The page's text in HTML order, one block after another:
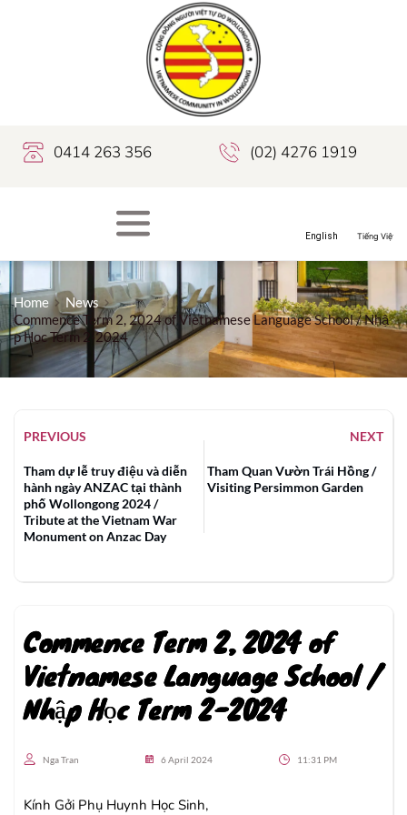
0414 263 356 (02) 4276 1919
Home
News
Commence Term 2, 2024 of Vietnamese Language School / Nhậ
p Học Term 2-2024
PREVIOUS NEXT
Tham dự lễ truy điệu và diễn
hành ngày ANZAC tại thành
phố Wollongong 2024 /
Tribute at the Vietnam War
Monument on Anzac Day
Tham Quan Vườn Trái Hồng /
Visiting Persimmon Garden
Commence Term 2, 2024 of
Vietnamese Language School /
Nhập Học Term 2-2024
Nga Tran 6 April 2024 11:31 PM
Kính Gởi Phụ Huynh Học Sinh,